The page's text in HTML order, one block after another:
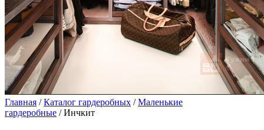
Главная /Каталог гардеробных /Маленькие
гардеробные / Инчкит